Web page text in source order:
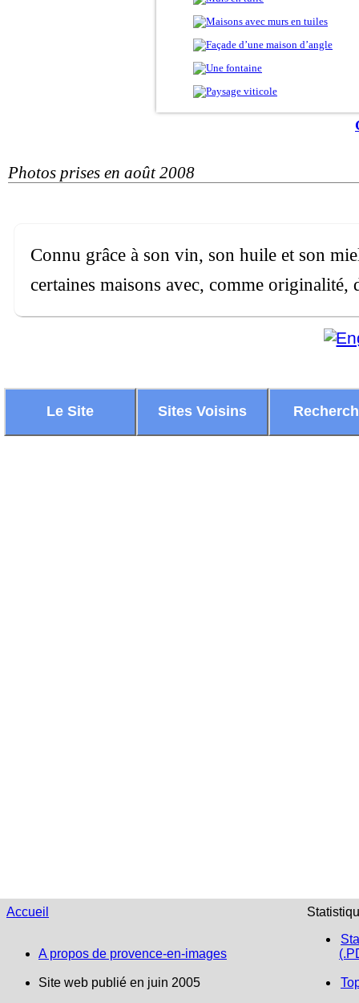
Photos prises en août 2008
Connu grâce à son vin, son huile et son
certaines maisons avec, comme originalité,
Le Site Sites Voisins
Accueil
A propos de provence-en-images
Site web publié en juin 2005